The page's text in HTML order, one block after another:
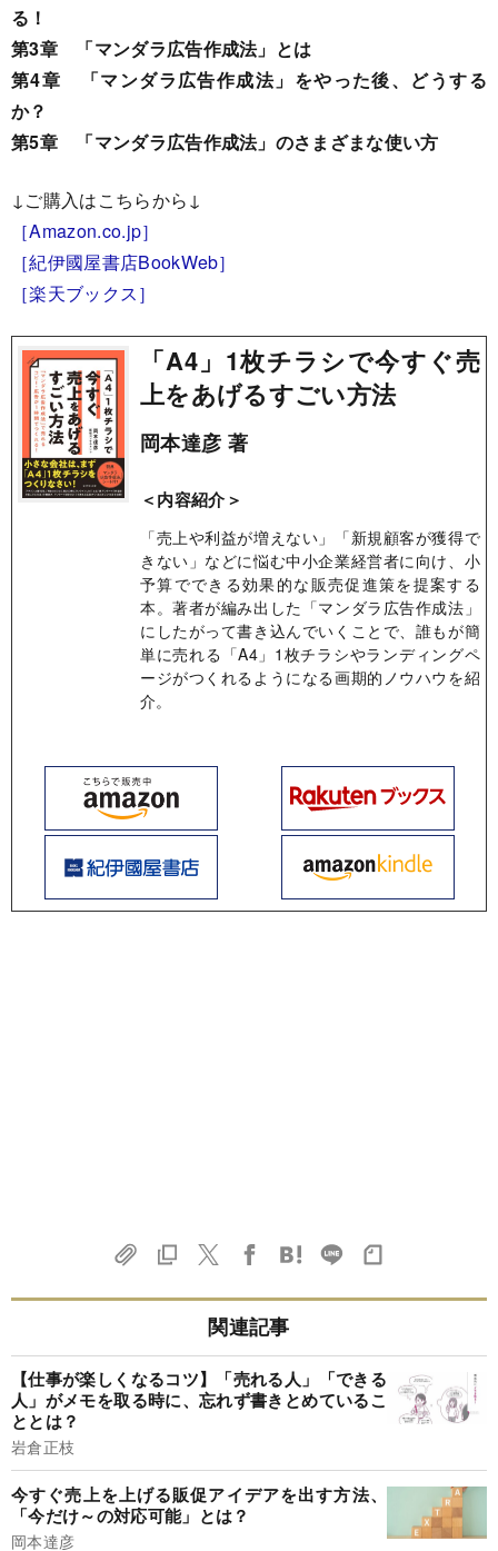
る！
第3章 「マンダラ広告作成法」とは
第4章 「マンダラ広告作成法」をやった後、どうする
か？
第5章 「マンダラ広告作成法」のさまざまな使い方
↓ご購入はこちらから↓
［Amazon.co.jp］
［紀伊國屋書店BookWeb］
［楽天ブックス］
「A4」1枚チラシで今すぐ売
上をあげるすごい方法
岡本達彦 著
＜内容紹介＞
「売上や利益が増えない」「新規顧客が獲得で
きない」などに悩む中小企業経営者に向け、小
予算でできる効果的な販売促進策を提案する
本。著者が編み出した「マンダラ広告作成法」
にしたがって書き込んでいくことで、誰もが簡
単に売れる「A4」1枚チラシやランディングペ
ージがつくれるようになる画期的ノウハウを紹
介。
関連記事
【仕事が楽しくなるコツ】「売れる人」「できる
人」がメモを取る時に、忘れず書きとめているこ
ととは？
岩倉正枝
今すぐ売上を上げる販促アイデアを出す方法、
「今だけ～の対応可能」とは？
岡本達彦